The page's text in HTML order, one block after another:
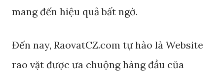
mang đến hiệu quả bất ngờ.
Đến nay, RaovatCZ.com tự hào là Website
rao vặt được ưa chuộng hàng đầu của